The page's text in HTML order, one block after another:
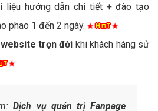
liệu hướng dẫn chi tiết + đào tạo
phao 1 đến 2 ngày.
trọn đời khi khách hàng sử
Dịch vụ quản trị Fanpage